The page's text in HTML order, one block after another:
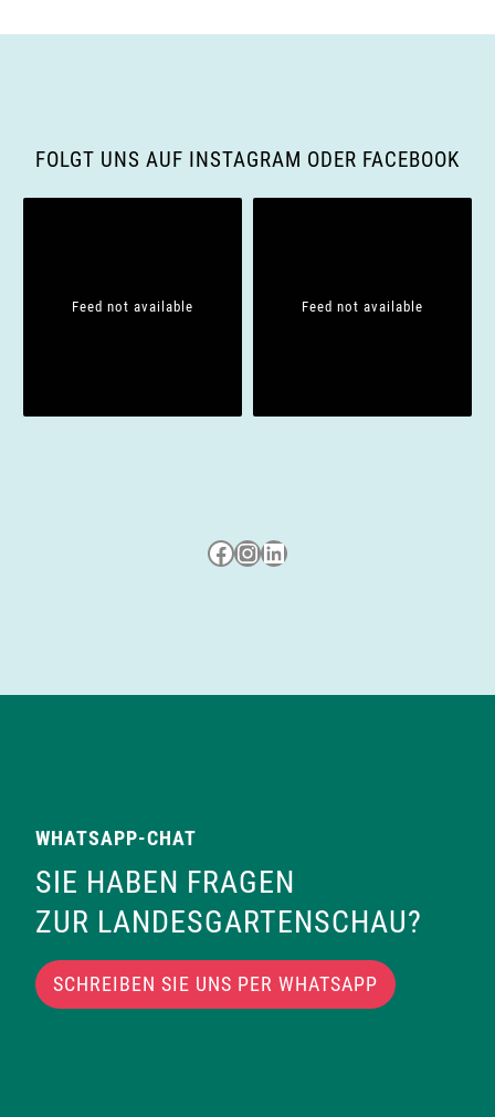
FOLGT UNS AUF INSTAGRAM ODER FACEBOOK
Feed not available Feed not available
Besuche uns auf Facebook
Besuche uns auf Instagram
LinkedIn
WHATSAPP-CHAT
SIE HABEN FRAGEN
ZUR LANDESGARTENSCHAU?
SCHREIBEN SIE UNS PER WHATSAPP